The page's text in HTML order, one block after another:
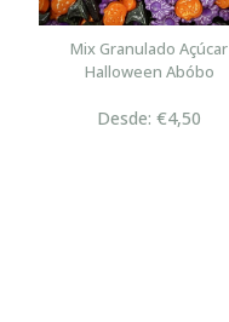
Mix Granulado Açúcar
Halloween Abóbo
Desde: €4,50